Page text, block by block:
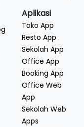
Aplikasi
Toko App
Resto App
Sekolah App
Office App
Booking App
Office Web
App
Sekolah Web
Apps